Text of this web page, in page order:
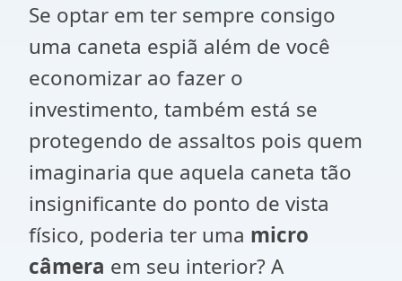
Se optar em ter sempre consigo
uma caneta espiã além de você
economizar ao fazer o
investimento, também está se
protegendo de assaltos pois quem
imaginaria que aquela caneta tão
insignificante do ponto de vista
físico, poderia ter uma micro
câmera em seu interior? A